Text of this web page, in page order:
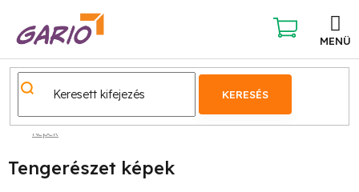
KERESÉS
KOSÁR
Képek
Tengerészet képek